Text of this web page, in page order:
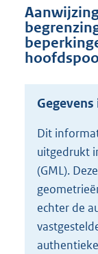
Dit
uitgedrukt
(GML).
echter de